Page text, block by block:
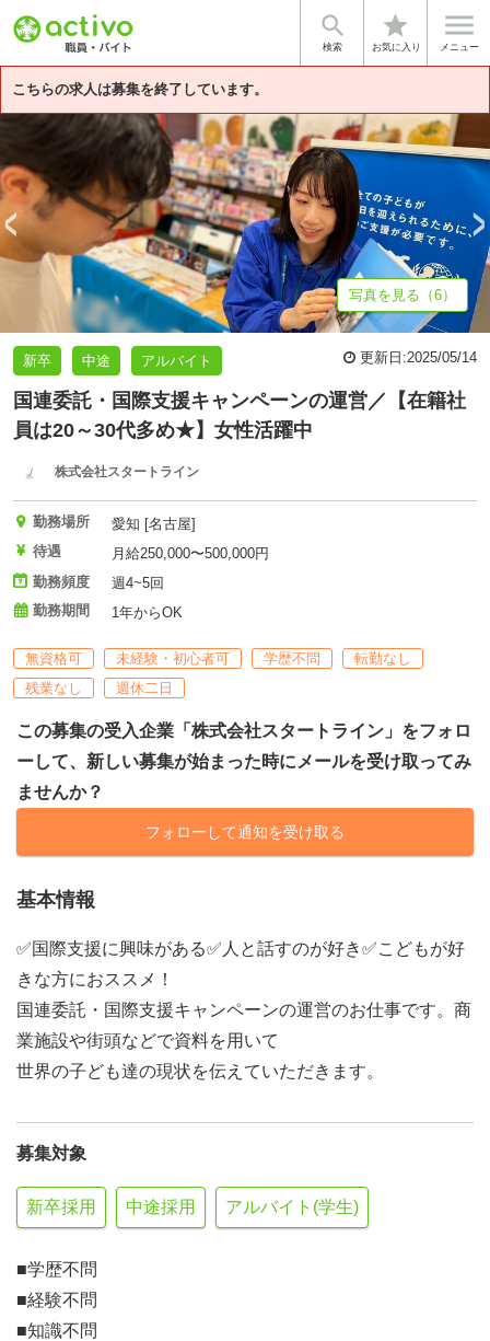

検索
star
お気に入り

メニュー
こちらの求人は募集を終了しています。
基本情報 募集詳細 一日のスケジュール例
写真を見る（6）
新卒 中途 アルバイト 更新日:2025/05/14
国連委託・国際支援キャンペーンの運営／【在籍社
員は20～30代多め★】女性活躍中
株式会社スタートライン
勤務場所
愛知 [名古屋]
待遇
月給250,000〜500,000円
勤務頻度
週4~5回
勤務期間
1年からOK
無資格可 未経験・初心者可 学歴不問
転勤なし
残業なし
週休二日
この募集の受入企業「株式会社スタートライン」をフォロ
ーして、新しい募集が始まった時にメールを受け取ってみ
ませんか？
フォローして通知を受け取る
基本情報
✅国際支援に興味がある✅人と話すのが好き✅こどもが好
きな方におススメ！
国連委託・国際支援キャンペーンの運営のお仕事です。商
業施設や街頭などで資料を用いて
世界の子ども達の現状を伝えていただきます。
募集対象
新卒採用 中途採用 アルバイト(学生)
■学歴不問
■経験不問
■知識不問